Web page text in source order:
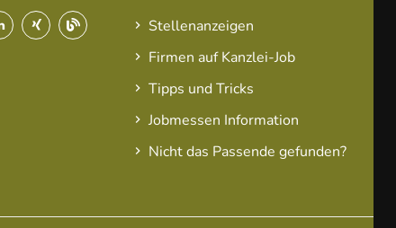
Stellenanzeigen
Firmen auf Kanzlei-Job
Tipps und Tricks
Jobmessen Information
Nicht das Passende gefunden?